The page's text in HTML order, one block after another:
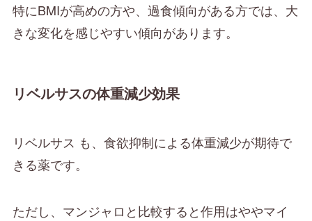
特にBMIが高めの方や、過食傾向がある方では、大
きな変化を感じやすい傾向があります。
リベルサスの体重減少効果
リベルサス も、食欲抑制による体重減少が期待で
きる薬です。
ただし、マンジャロと比較すると作用はややマイ